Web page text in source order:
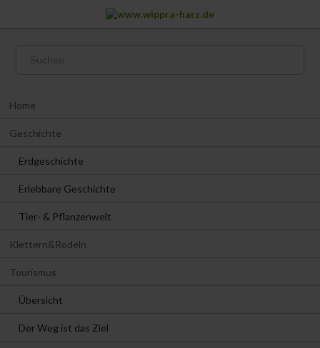
überspringen
Home
Geschichte
Erdgeschichte
Erlebbare Geschichte
Tier- & Pflanzenwelt
Klettern&Rodeln
Tourismus
Übersicht
Der Weg ist das Ziel